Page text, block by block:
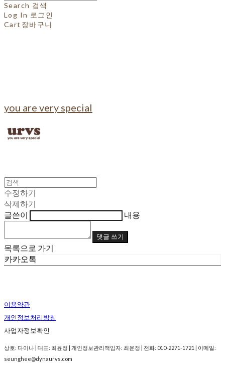
Search 검색
Log In 로그인
Cart 장바구니
you are very special
수정하기
삭제하기
글쓴이
내용
댓글 쓰기
목록으로 가기
카카오톡
이용약관
개인정보처리방침
사업자정보확인
상호: 다이나 | 대표: 최윤정 | 개인정보관리책임자: 최윤정 | 전화: 010-2271-1721 | 이메일:
seunghee@dynaurvs.com